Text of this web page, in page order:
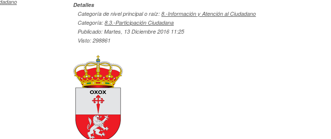
Detalles
Categoría de nivel principal o raíz:8.-Información y Atención al Ciudadano
Categoría:8.3.-Participación Ciudadana
Publicado: Martes, 13 Diciembre 2016 11:25
Visto: 298861